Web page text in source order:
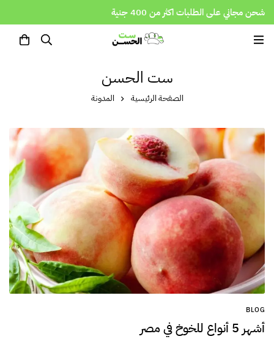
شحن مجاني على الطلبات اكثر من 400 جنية
ست الحسن
الصفحة الرئيسية المدونة
BLOG
أشهر 5 أنواع للخوخ في مصر